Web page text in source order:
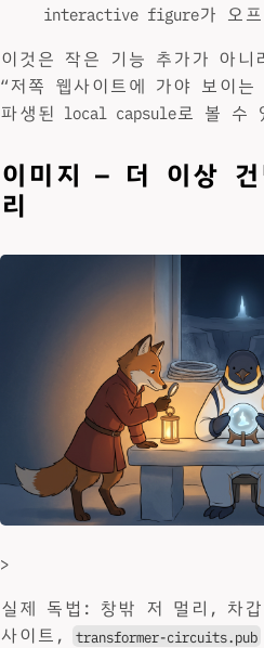
interactive figure가 오프
이것은 작은 기능 추가가 아
“저쪽 웹사이트에 가야 보이는
파생된 local capsule로 볼 수
이미지 — 더 이상
리
>
실제 독법: 창밖 저 멀리, 차
사이트,
transformer-circuits.pub